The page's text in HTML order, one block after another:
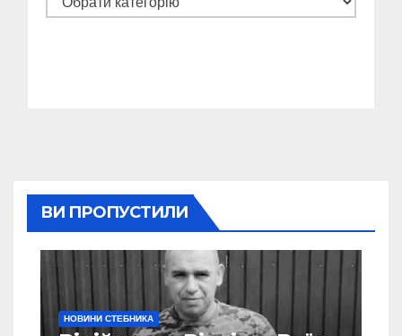
ВИ ПРОПУСТИЛИ
НОВИНИ СТЕБНИКА